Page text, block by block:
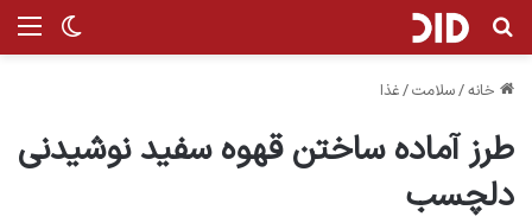
تغییر جستجو برای
خانه/سلامت/غذا
طرز آماده ساختن قهوه سفید نوشیدنی
دلچسب